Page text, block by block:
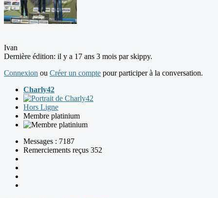
Ivan
Dernière édition: il y a 17 ans 3 mois parskippy.
Connexion ou Créer un compte pour participer à la conversation.
Charly42
Hors Ligne
Membre platinium
Messages : 7187
Remerciements reçus 352